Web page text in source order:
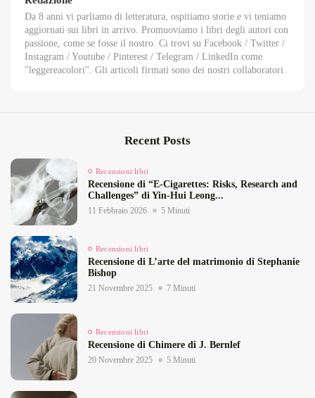
Da 8 anni vi parliamo di letteratura, ospitiamo storie e vi teniamo
aggiornati sui libri in arrivo. Promuoviamo i libri degli autori con
passione, come se fosse il nostro. Ci trovi su Facebook / Twitter /
Instagram / Youtube / Pinterest / Telegram / LinkedIn come
"leggereacolori". Gli articoli firmati sono dei nostri collaboratori.
Recent Posts
Recensioni libri
Recensione di “E‑Cigarettes: Risks, Research and
Challenges” di Yin‑Hui Leong...
11 Febbraio 2026 5 Minuti
Recensioni libri
Recensione di L’arte del matrimonio di Stephanie
Bishop
21 Novembre 2025 7 Minuti
Recensioni libri
Recensione di Chimere di J. Bernlef
20 Novembre 2025 5 Minuti